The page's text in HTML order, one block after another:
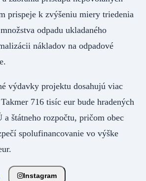
prispeje k zvýšeniu miery triedenia
odpadu ukladaného
nákladov na odpadové
výdavky projektu dosahujú viac
716 tisíc eur bude hradených
a štátneho rozpočtu, pričom obec
spolufinancovanie vo výške
Instagram